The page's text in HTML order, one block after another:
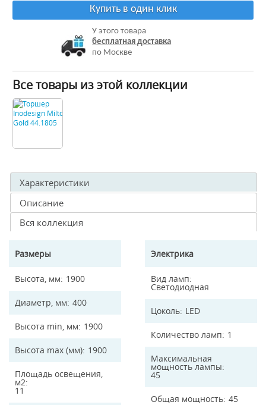
Купить в один клик
У этого товара
бесплатная доставка
по Москве
Все товары из этой коллекции
Характеристики
Описание
Вся коллекция
Размеры
Высота, мм 1900
Диаметр, мм 400
Высота min, мм 1900
Высота max (мм) 1900
Площадь освещения,
м2
11
Электрика
Вид ламп
Светодиодная
Цоколь LED
Количество ламп 1
Максимальная
мощность лампы
45
Общая мощность 45